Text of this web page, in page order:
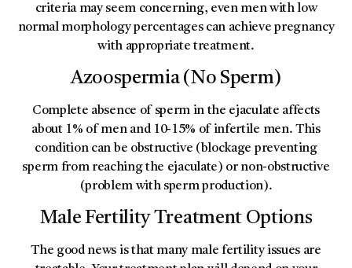
criteria may seem concerning, even men with low
normal morphology percentages can achieve pregnancy
with appropriate treatment.
Azoospermia (No Sperm)
Complete absence of sperm in the ejaculate affects
about 1% of men and 10-15% of infertile men. This
condition can be obstructive (blockage preventing
sperm from reaching the ejaculate) or non-obstructive
(problem with sperm production).
Male Fertility Treatment Options
The good news is that many male fertility issues are